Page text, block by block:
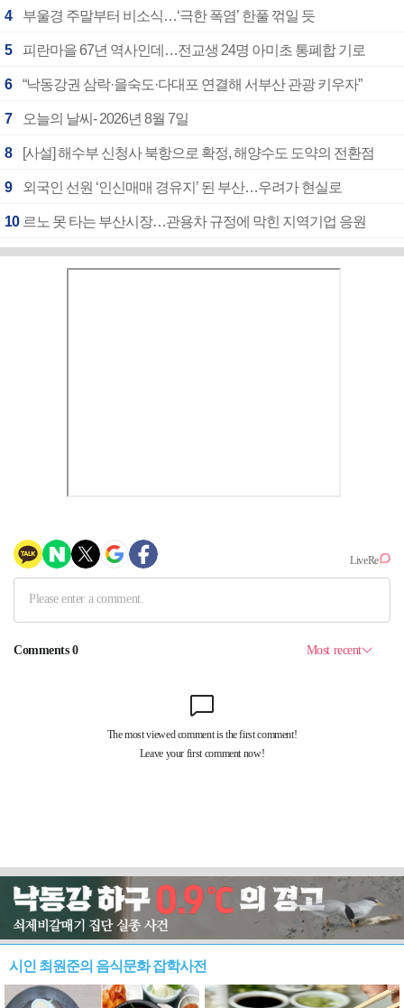
4 부울경 주말부터 비소식…‘극한 폭염’ 한풀 꺾일 듯
5 피란마을 67년 역사인데…전교생 24명 아미초 통폐합 기로
6 “낙동강권 삼락·을숙도·다대포 연결해 서부산 관광 키우자”
7 오늘의 날씨- 2026년 8월 7일
8 [사설] 해수부 신청사 북항으로 확정, 해양수도 도약의 전환점
9 외국인 선원 ‘인신매매 경유지’ 된 부산…우려가 현실로
10 르노 못 타는 부산시장…관용차 규정에 막힌 지역기업 응원
시인 최원준의 음식문화 잡학사전